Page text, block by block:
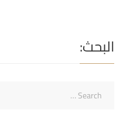
سنة ونستطيع تطبيقه على كل
البحث: